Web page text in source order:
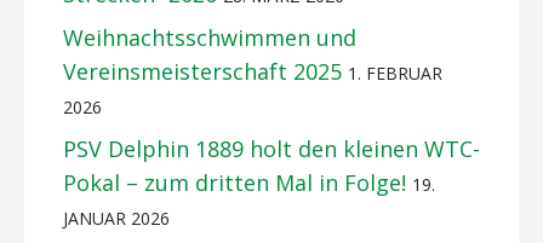
Weihnachtsschwimmen und
Vereinsmeisterschaft 2025 1. FEBRUAR
2026
PSV Delphin 1889 holt den kleinen WTC-
Pokal – zum dritten Mal in Folge! 19.
JANUAR 2026